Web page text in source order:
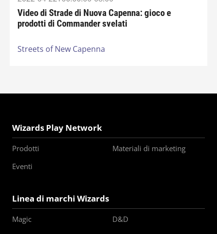
Video di Strade di Nuova Capenna: gioco e
prodotti di Commander svelati
Streets of New Capenna
Wizards Play Network
Prodotti
Materiali di marketing
Eventi
Linea di marchi Wizards
Magic
D&D